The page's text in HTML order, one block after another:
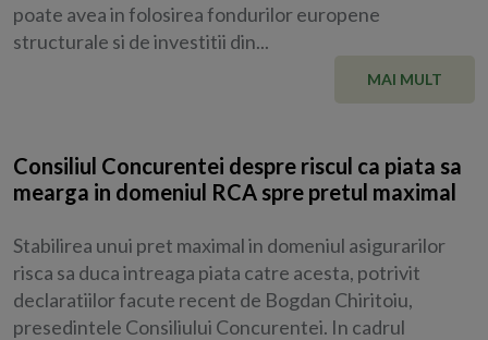
poate avea in folosirea fondurilor europene
structurale si de investitii din...
MAI MULT
Consiliul Concurentei despre riscul ca piata sa
mearga in domeniul RCA spre pretul maximal
Stabilirea unui pret maximal in domeniul asigurarilor
risca sa duca intreaga piata catre acesta, potrivit
declaratiilor facute recent de Bogdan Chiritoiu,
presedintele Consiliului Concurentei. In cadrul